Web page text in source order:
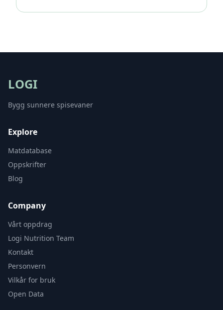
LOGI
Bygg sunnere spisevaner
Explore
Matdatabase
Oppskrifter
Blog
Company
Vårt oppdrag
Logi Nutrition Team
Kontakt
Personvern
Vilkår for bruk
Open Data